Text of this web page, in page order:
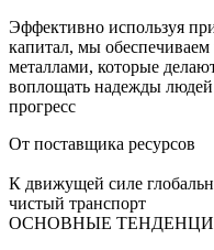
Эффективно используя
капитал, мы
металлами, которые
воплощать надежды людей
прогресс
От поставщика ресурсов
К движущей силе
чистый транспорт
ОСНОВНЫЕ